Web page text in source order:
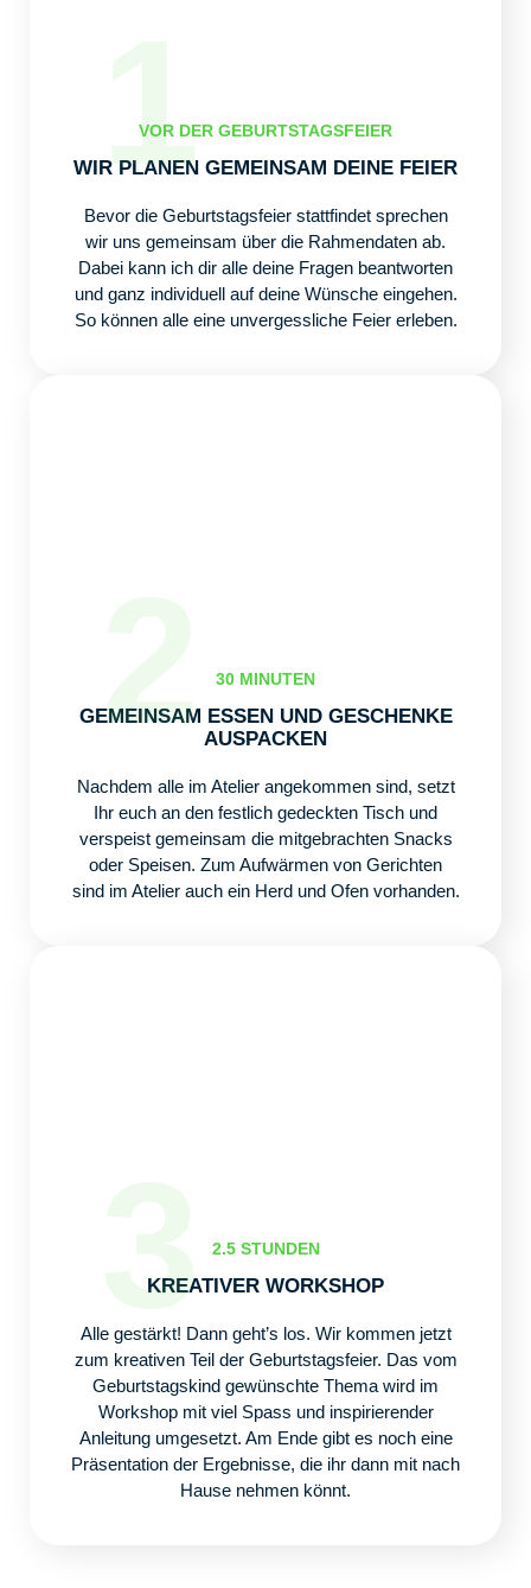
VOR DER GEBURTSTAGSFEIER
WIR PLANEN GEMEINSAM DEINE FEIER
Bevor die Geburtstagsfeier stattfindet sprechen
wir uns gemeinsam über die Rahmendaten ab.
Dabei kann ich dir alle deine Fragen beantworten
und ganz individuell auf deine Wünsche eingehen.
So können alle eine unvergessliche Feier erleben.
1
30 MINUTEN
GEMEINSAM ESSEN UND GESCHENKE
AUSPACKEN
Nachdem alle im Atelier angekommen sind, setzt
Ihr euch an den festlich gedeckten Tisch und
verspeist gemeinsam die mitgebrachten Snacks
oder Speisen. Zum Aufwärmen von Gerichten
sind im Atelier auch ein Herd und Ofen vorhanden.
2
2.5 STUNDEN
KREATIVER WORKSHOP
Alle gestärkt! Dann geht’s los. Wir kommen jetzt
zum kreativen Teil der Geburtstagsfeier. Das vom
Geburtstagskind gewünschte Thema wird im
Workshop mit viel Spass und inspirierender
Anleitung umgesetzt. Am Ende gibt es noch eine
Präsentation der Ergebnisse, die ihr dann mit nach
Hause nehmen könnt.
3